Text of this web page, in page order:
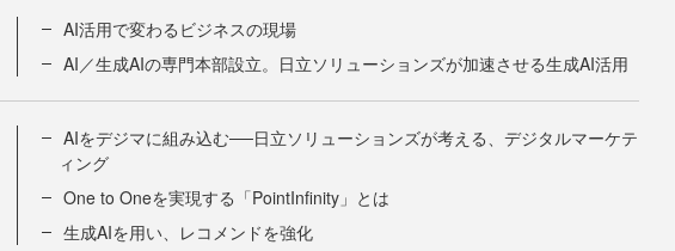
AI活用で変わるビジネスの現場
AI／生成AIの専門本部設立。日立ソリューションズが加速させる生成AI活用
AIをデジマに組み込む──日立ソリューションズが考える、デジタルマーケテ
ィング
One to Oneを実現する「PointInfinity」とは
生成AIを用い、レコメンドを強化